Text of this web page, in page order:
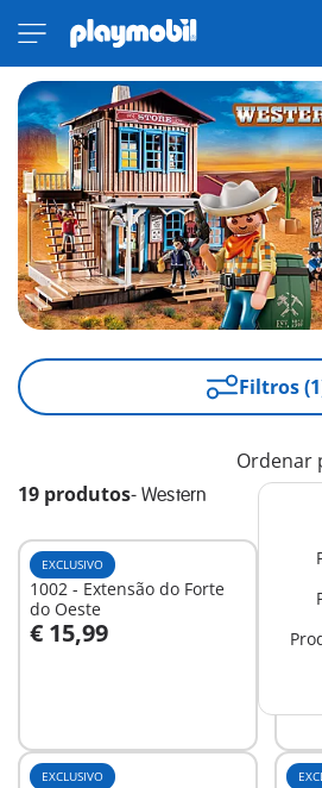
Filtros
19 produtos- Western
Ordenar
EXCLUSIVO
1002 - Extensão do Forte
do Oeste
€ 15,99
Ao carrinho €
EXCLUSIVO